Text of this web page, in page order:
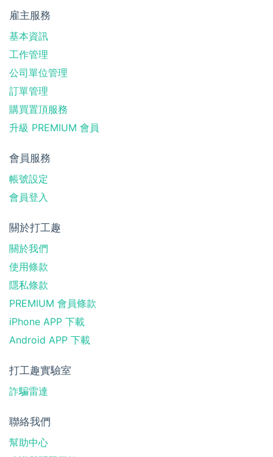
雇主服務
基本資訊
工作管理
公司單位管理
訂單管理
購買置頂服務
升級 PREMIUM 會員
會員服務
帳號設定
會員登入
關於打工趣
關於我們
使用條款
隱私條款
PREMIUM 會員條款
iPhone APP 下載
Android APP 下載
打工趣實驗室
詐騙雷達
聯絡我們
幫助中心